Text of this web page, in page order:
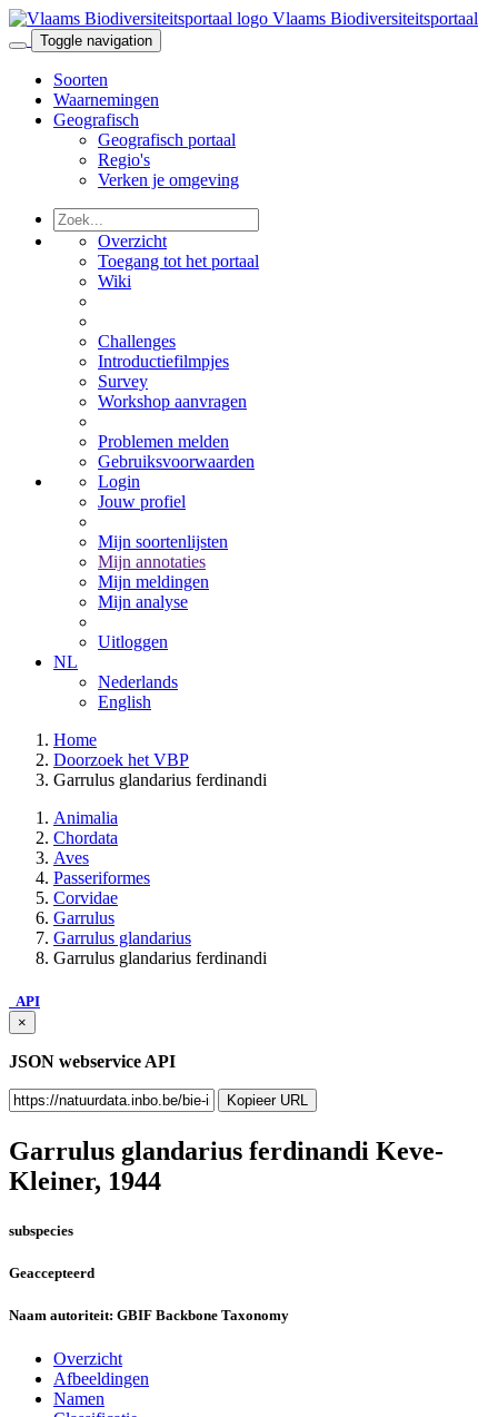
Vlaams Biodiversiteitsportaal
Toggle navigation
Soorten
Waarnemingen
Geografisch
Geografisch portaal
Regio's
Verken je omgeving
Overzicht
Toegang tot het portaal
Wiki
Challenges
Introductiefilmpjes
Survey
Workshop aanvragen
Problemen melden
Gebruiksvoorwaarden
Login
Jouw profiel
Mijn soortenlijsten
Mijn annotaties
Mijn meldingen
Mijn analyse
Uitloggen
NL
Nederlands
English
Home
Doorzoek het VBP
Garrulus glandarius ferdinandi
Animalia
Chordata
Aves
Passeriformes
Corvidae
Garrulus
Garrulus glandarius
Garrulus glandarius ferdinandi
API
×
JSON webservice API
Kopieer URL
Garrulus glandarius ferdinandi Keve-
Kleiner, 1944
subspecies
Geaccepteerd
Naam autoriteit: GBIF Backbone Taxonomy
Overzicht
Afbeeldingen
Namen